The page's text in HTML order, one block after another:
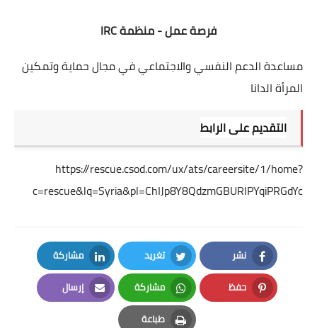
فرصة عمل - منظمة IRC
مساعدة الدعم النفسي والاجتماعي في مجال حماية وتمكين
المرأة الدانا
التقديم على الرابط
https://rescue.csod.com/ux/ats/careersite/1/home?
c=rescue&lq=Syria&pl=ChIJp8Y8QdzmGBURIPYqiPRGdYc
نشر
Facebook
تغريد
Twitter
مشاركة
LinkedIn
حفظ
Pinterest
مشاركة
Whatsapp
إرسال
Email
طباعة